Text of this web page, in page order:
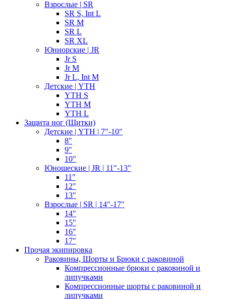
Взрослые | SR
SR S, Int L
SR M
SR L
SR XL
Юниорские | JR
Jr S
Jr M
Jr L, Int M
Детские | YTH
YTH S
YTH M
YTH L
Защита ног (Щитки)
Детские | YTH | 7"-10"
8"
9"
10"
Юношеские | JR | 11"-13"
11"
12"
13"
Взрослые | SR | 14"-17"
14"
15"
16"
17"
Прочая экипировка
Раковины, Шорты и Брюки с раковиной
Компрессионные брюки с раковиной и
липучками
Компрессионные шорты с раковиной и
липучками